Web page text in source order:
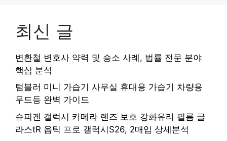
최신 글
변환철 변호사 약력 및 승소 사례, 법률 전문 분야
핵심 분석
텀블러 미니 가습기 사무실 휴대용 가습기 차량용
무드등 완벽 가이드
슈피겐 갤럭시 카메라 렌즈 보호 강화유리 필름 글
라스tR 옵틱 프로 갤럭시S26, 2매입 상세분석